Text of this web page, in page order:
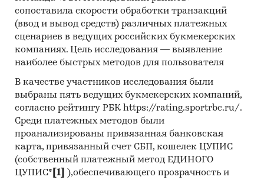
производителям косметических кремов:
Юнилевер Русь, Л`Ореаль, Фаберлик, Невская
косметика, Первое решение, Эвалар, Коттон
Клаб, Натура Сиберика, Весна, Биг, Сетес
Косметикс, Фитокосметик, Мэзопласт,
BusinesStat готовит обзор мирового рынка
косметических кремов, а также обзоры рынков
СНГ, ЕС и отдельных стран мира.
В обзоре представлены рейтинги
крупнейших импортеров и экспортеров
косметических кремов. Также представлен
сопоставила скорости обработки транзакций
(ввод и вывод средств) различных платежных
сценариев в ведущих российских букмекерских
компаниях. Цель исследования — выявление
наиболее быстрых методов для пользователя
В качестве участников исследования были
выбраны пять ведущих букмекерских компаний,
согласно рейтингу РБК https://rating.sportrbc.ru/.
Среди платежных методов были
проанализированы привязанная банковская
карта, привязанный счет СБП, кошелек ЦУПИС
(собственный платежный метод ЕДИНОГО
ЦУПИС* [1]
),обеспечивающего прозрачность и